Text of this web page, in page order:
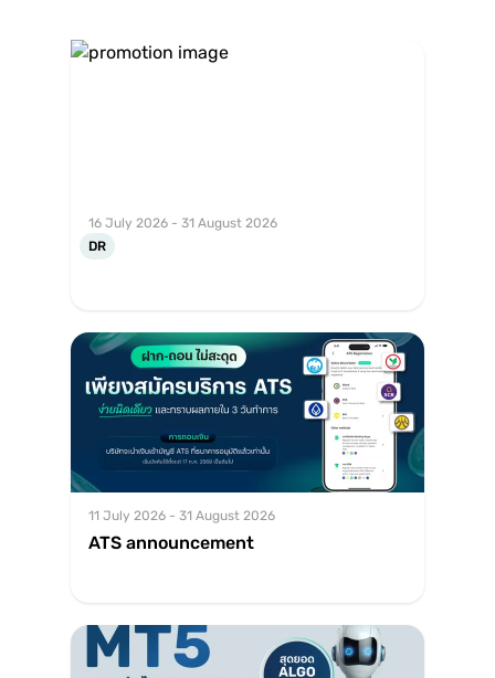
16 July 2026 - 31 August 2026
DR
11 July 2026 - 31 August 2026
ATS announcement